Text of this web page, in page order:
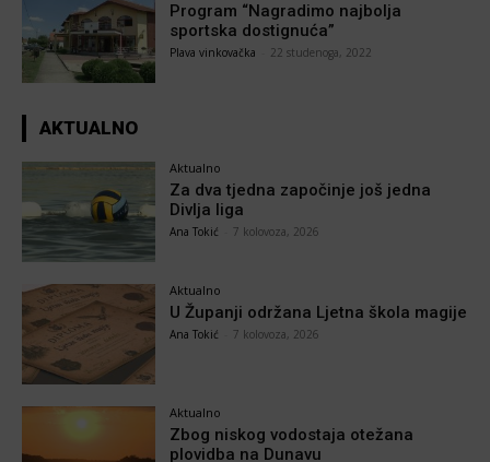
Program “Nagradimo najbolja
sportska dostignuća”
Plava vinkovačka 22 studenoga, 2022
AKTUALNO
Aktualno
Za dva tjedna započinje još jedna
Divlja liga
Ana Tokić 7 kolovoza, 2026
Aktualno
U Županji održana Ljetna škola magije
Ana Tokić 7 kolovoza, 2026
Aktualno
Zbog niskog vodostaja otežana
plovidba na Dunavu